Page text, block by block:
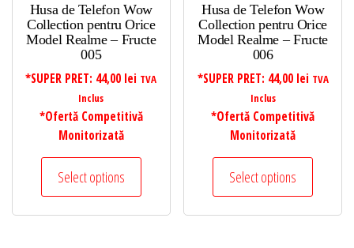
Husa de Telefon Wow
Collection pentru Orice
Model Realme – Fructe
005
*SUPER PRET: 44,00 lei TVA
Inclus
*Ofertă Competitivă
Monitorizată
Select options
Husa de Telefon Wow
Collection pentru Orice
Model Realme – Fructe
006
*SUPER PRET: 44,00 lei TVA
Inclus
*Ofertă Competitivă
Monitorizată
Select options